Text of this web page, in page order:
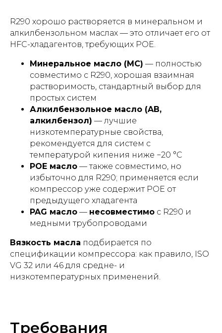
R290 хорошо растворяется в минеральном и
алкилбензольном маслах — это отличает его от
HFC-хладагентов, требующих POE.
Минеральное масло (МС) — полностью
совместимо с R290, хорошая взаимная
растворимость, стандартный выбор для
простых систем
Алкилбензольное масло (AB,
алкилбензол) — лучшие
низкотемпературные свойства,
рекомендуется для систем с
температурой кипения ниже −20 °C
POE масло — также совместимо, но
избыточно для R290; применяется если
компрессор уже содержит POE от
предыдущего хладагента
PAG масло — несовместимо с R290 и
медными трубопроводами
Вязкость масла подбирается по
спецификации компрессора: как правило, ISO
VG 32 или 46 для средне- и
низкотемпературных применений.
Требования